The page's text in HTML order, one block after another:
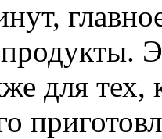
для